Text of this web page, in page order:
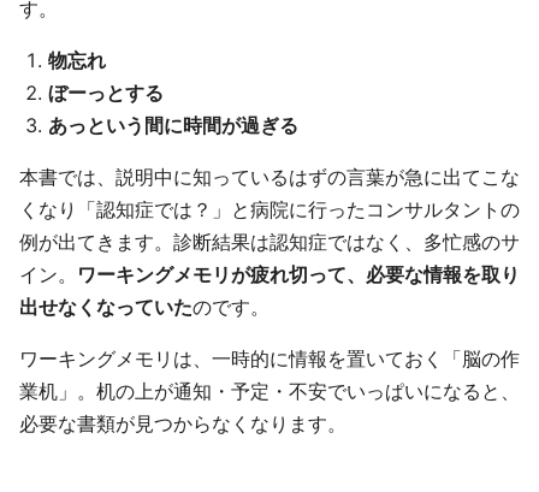
す。
物忘れ
ぼーっとする
あっという間に時間が過ぎる
本書では、説明中に知っているはずの言葉が急に出てこな
くなり「認知症では？」と病院に行ったコンサルタントの
例が出てきます。診断結果は認知症ではなく、多忙感のサ
イン。 ワーキングメモリが疲れ切って、必要な情報を取り
出せなくなっていたのです。
ワーキングメモリは、一時的に情報を置いておく「脳の作
業机」。机の上が通知・予定・不安でいっぱいになると、
必要な書類が見つからなくなります。